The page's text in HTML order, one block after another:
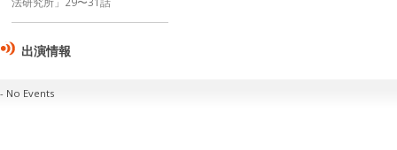
出演情報
No Events